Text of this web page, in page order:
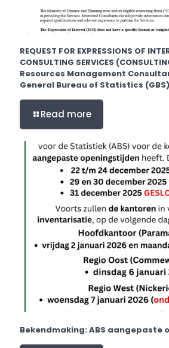
REQUEST FOR EXPRESSIONS OF
CONSULTING SERVICES
Resources Management
General Bureau of Statistics (GBS)
Read more
Bekendmaking: ABS aangepaste